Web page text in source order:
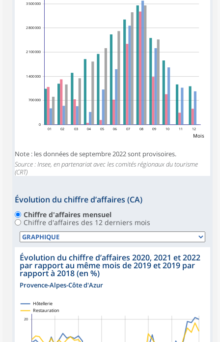
0
700 000
1 400 000
2 100 000
2 800 000
3 500 000
Mois
01 02 03 04 05 06 07 08 09 10 11 12
Note : les données de septembre 2022 sont provisoires.
Source : Insee, en partenariat avec les comités régionaux du tourisme
(CRT)
Évolution du chiffre d’affaires (CA)
Chiffre d'affaires mensuel
Chiffre d'affaires des 12 derniers mois
Évolution du chiffre d’affaires 2020, 2021 et 2022
par rapport au même mois de 2019 et 2019 par
rapport à 2018 (en %)
Provence-Alpes-Côte d'Azur
20
Hôtellerie
Restauration